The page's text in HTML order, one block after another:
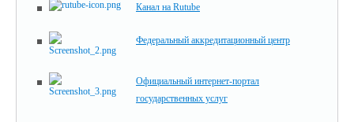
Канал на Rutube
Федеральный аккредитационный центр
Официальный интернет-портал
государственных услуг